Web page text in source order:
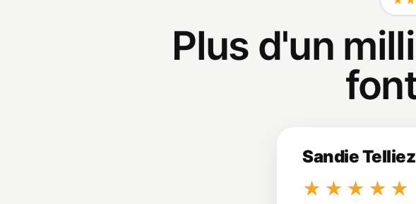
Plus d'un
Sandie Telliez
★★★★★